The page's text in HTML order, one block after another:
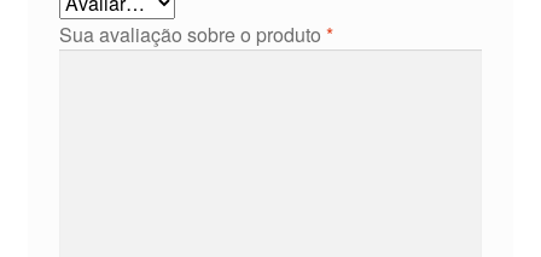
Sua avaliação sobre o produto *